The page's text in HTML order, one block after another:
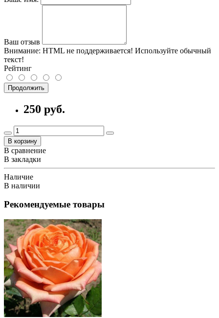
Ваш отзыв
Внимание: HTML не поддерживается! Используйте обычный
текст!
Рейтинг
Продолжить
250 руб.
В корзину
В сравнение
В закладки
Наличие
В наличии
Рекомендуемые товары